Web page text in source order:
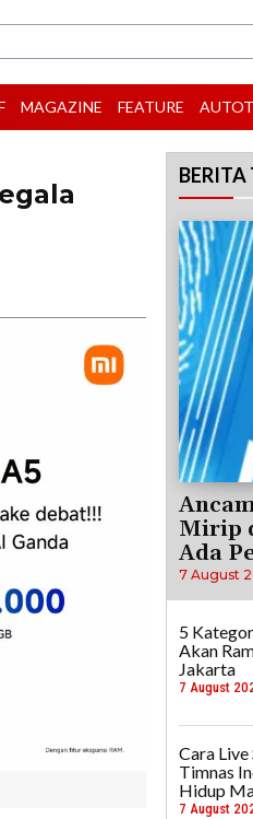
MAGAZINE FEATURE
BERITA
Mirip
Ada
7 August
5
Akan
Jakarta
7 August
Cara
Timnas
Hidup
7 August